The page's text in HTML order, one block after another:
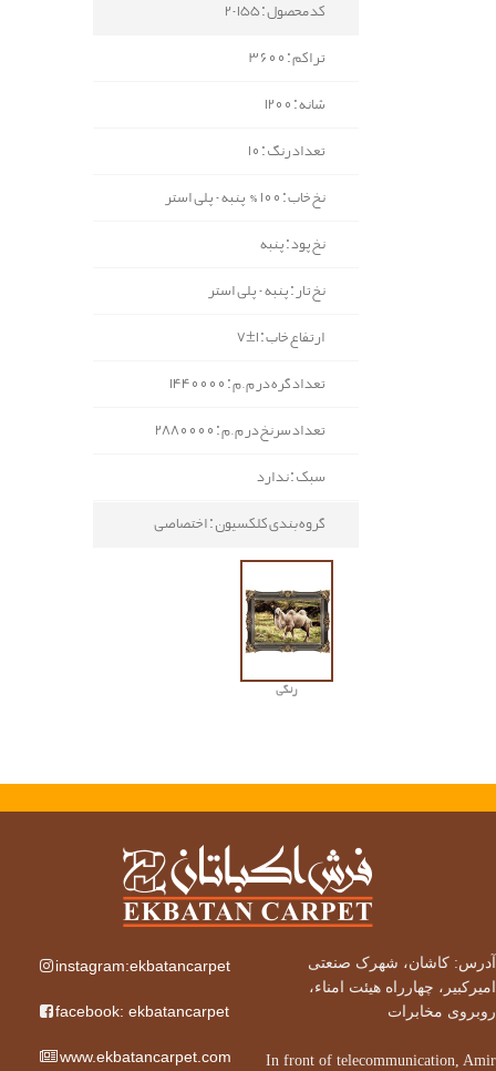
کد محصول : 155-2
تراکم : 3600
شانه : 1200
تعداد رنگ : 10
نخ خاب : 100% پنبه - پلی استر
نخ پود : پنبه
نخ تار : پنبه - پلی استر
ارتفاع خاب : 1±7
تعداد گره در م.م : 1440000
تعداد سرنخ در م.م : 2880000
سبک : ندارد
گروه بندی کلکسیون : اختصاصی
رنگی
آدرس: کاشان، شهرک صنعتی
امیرکبیر، چهارراه هیئت امناء،
روبروی مخابرات
In front of telecommunication, Amir
instagram:ekbatancarpet
facebook: ekbatancarpet
www.ekbatancarpet.com